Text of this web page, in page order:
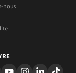
nous